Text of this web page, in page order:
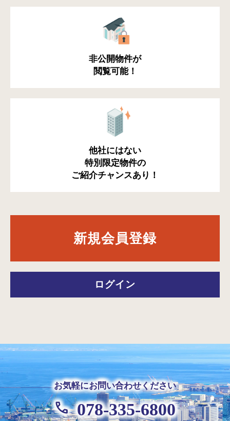
非公開物件が
閲覧可能！
他社にはない
特別限定物件の
ご紹介チャンスあり！
新規会員登録
ログイン
お気軽にお問い合わせください
078-335-6800